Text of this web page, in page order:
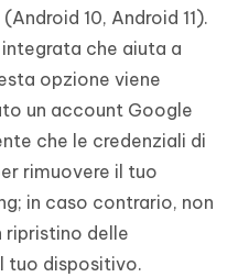
10, Android 11).
che aiuta a
opzione viene
un account Google
che le credenziali di
rimuovere il tuo
in caso contrario, non
ripristino delle
tuo dispositivo.